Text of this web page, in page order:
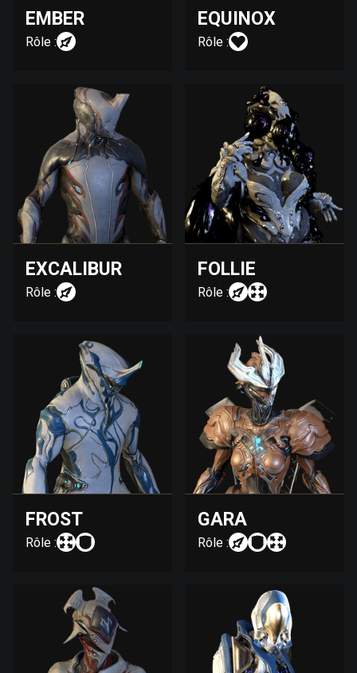
EMBER
Rôle :
EQUINOX
Rôle :
EXCALIBUR
Rôle :
FOLLIE
Rôle :
FROST
Rôle :
GARA
Rôle :